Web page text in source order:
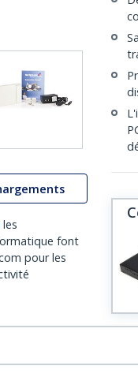
les
font
pour les